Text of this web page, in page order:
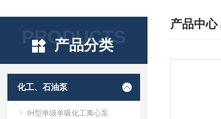
PRODUCTS
产品分类
化工、石油泵
IH型单级单吸化工离心泵
产品中心